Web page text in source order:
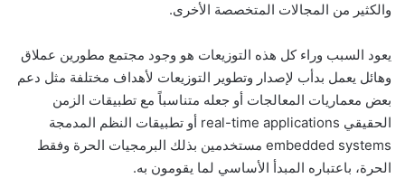
والكثير من المجالات المتخصصة الأخرى.
يعود السبب وراء كل هذه التوزيعات هو وجود مجتمع مطورين عملاق
وهائل يعمل بدأب لإصدار وتطوير التوزيعات لأهداف مختلفة مثل دعم
بعض معماريات المعالجات أو جعله متناسباً مع تطبيقات الزمن
الحقيقي real-time applications أو تطبيقات النظم المدمجة
embedded systems مستخدمين بذلك البرمجيات الحرة وفقط
الحرة، باعتباره المبدأ الأساسي لما يقومون به.